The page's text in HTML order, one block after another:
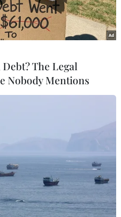
đi làm việc ở nước ngoài. (Ảnh:
Vietnam+)
và Xã hội vừa ban
phạt hàng loạt doanh
The Legal
Nobody Mentions